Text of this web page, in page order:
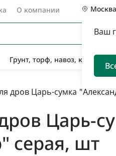
О компании Москва
Ваш
Грунт, торф, навоз, компост
дров Царь-сумка
Царь-
серая, шт